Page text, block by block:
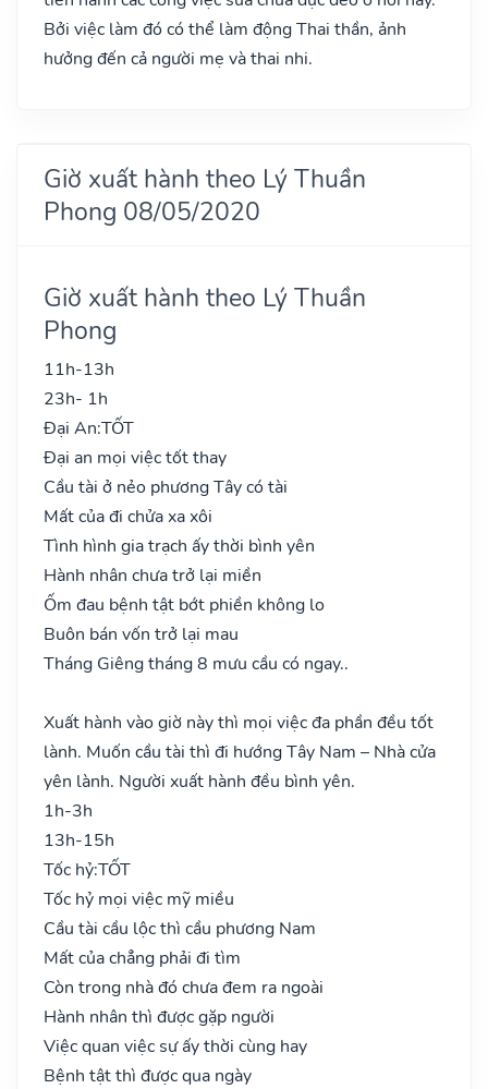
Bởi việc làm đó có thể làm động Thai thần, ảnh
hưởng đến cả người mẹ và thai nhi.
Giờ xuất hành theo Lý Thuần
Phong 08/05/2020
Giờ xuất hành theo Lý Thuần
Phong
11h-13h
23h- 1h
Đại An:TỐT
Đại an mọi việc tốt thay
Cầu tài ở nẻo phương Tây có tài
Mất của đi chửa xa xôi
Tình hình gia trạch ấy thời bình yên
Hành nhân chưa trở lại miền
Ốm đau bệnh tật bớt phiền không lo
Buôn bán vốn trở lại mau
Tháng Giêng tháng 8 mưu cầu có ngay..
Xuất hành vào giờ này thì mọi việc đa phần đều tốt
lành. Muốn cầu tài thì đi hướng Tây Nam – Nhà cửa
yên lành. Người xuất hành đều bình yên.
1h-3h
13h-15h
Tốc hỷ:TỐT
Tốc hỷ mọi việc mỹ miều
Cầu tài cầu lộc thì cầu phương Nam
Mất của chẳng phải đi tìm
Còn trong nhà đó chưa đem ra ngoài
Hành nhân thì được gặp người
Việc quan việc sự ấy thời cùng hay
Bệnh tật thì được qua ngày